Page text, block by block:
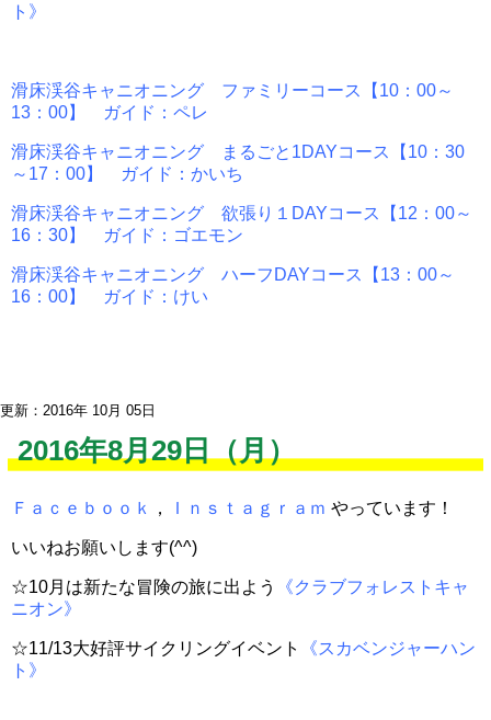
ト》
滑床渓谷キャニオニング ファミリーコース【10：00～
13：00】 ガイド：ペレ
滑床渓谷キャニオニング まるごと1DAYコース【10：30
～17：00】 ガイド：かいち
滑床渓谷キャニオニング 欲張り１DAYコース【12：00～
16：30】 ガイド：ゴエモン
滑床渓谷キャニオニング ハーフDAYコース【13：00～
16：00】 ガイド：けい
更新：2016年 10月 05日
2016年8月29日（月）
Ｆａｃｅｂｏｏｋ ， Ｉｎｓｔａｇｒａｍ やっています！
いいねお願いします(^^)
☆10月は新たな冒険の旅に出よう
《クラブフォレストキャ
ニオン》
☆11/13大好評サイクリングイベント
《スカベンジャーハン
ト》